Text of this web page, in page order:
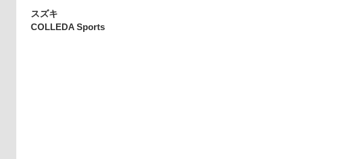
スズキ
COLLEDA Sports